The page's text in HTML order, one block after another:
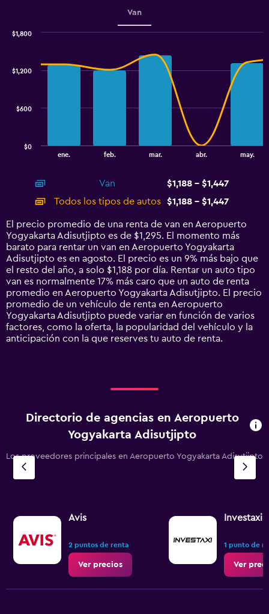
Van
displaying
categories.
Range:
14
categories.
The
chart
has
1
Y
axis
displaying
values.
Range:
0
ene. feb. mar. abr. may.
$0
$600
$1,200
$1,800
Van
$1,188 - $1,447
Todos los tipos de autos
$1,188 - $1,447
El precio promedio de una renta de van en Aeropuerto
Yogyakarta Adisutjipto es de $1,295. El momento más
barato para rentar un van en Aeropuerto Yogyakarta
Adisutjipto es en agosto. El precio es un 9% más bajo que
el resto del año, a solo $1,188 por día. Rentar un auto tipo
van es normalmente 17% más caro que un auto de renta
promedio en Aeropuerto Yogyakarta Adisutjipto. El precio
promedio de un vehículo de renta en Aeropuerto
Yogyakarta Adisutjipto puede variar en función de varios
factores, como la oferta, la popularidad del vehículo y la
anticipación con la que reserves tu auto de renta.
Directorio de agencias en Aeropuerto
Yogyakarta Adisutjipto
Los proveedores principales en Aeropuerto Yogyakarta Adisutjipto
Avis
2 puntos de renta
Ver precios
Investaxi
1 punto de
Ver